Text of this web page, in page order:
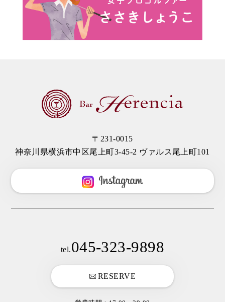
〒231-0015
神奈川県横浜市中区尾上町3-45-2 ヴァルス尾上町101
tel.045-323-9898
RESERVE